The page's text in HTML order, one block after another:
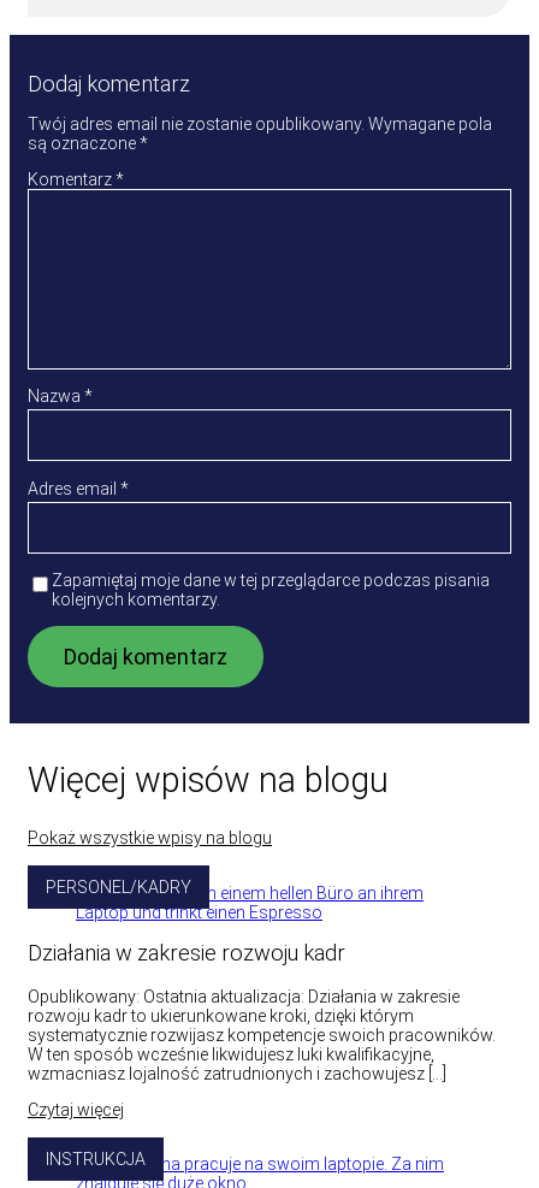
Dodaj komentarz
Twój adres email nie zostanie opublikowany. Wymagane pola
są oznaczone*
Komentarz*
Nazwa *
Adres email *
Zapamiętaj moje dane w tej przeglądarce podczas pisania
kolejnych komentarzy.
Więcej wpisów na blogu
Pokaż wszystkie wpisy na blogu
PERSONEL/KADRY
Działania w zakresie rozwoju kadr
Opublikowany: Ostatnia aktualizacja: Działania w zakresie
rozwoju kadr to ukierunkowane kroki, dzięki którym
systematycznie rozwijasz kompetencje swoich pracowników.
W ten sposób wcześnie likwidujesz luki kwalifikacyjne,
wzmacniasz lojalność zatrudnionych i zachowujesz […]
Czytaj więcej
INSTRUKCJA